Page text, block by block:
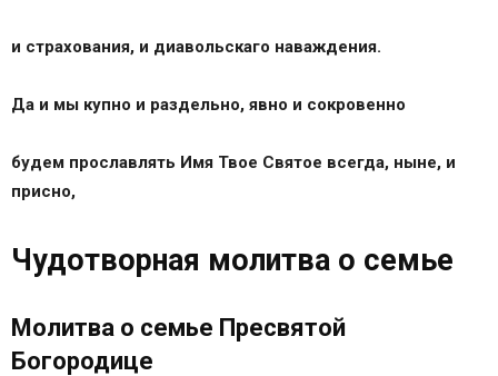
и страхования, и диавольскаго наваждения.
Да и мы купно и раздельно, явно и сокровенно
будем прославлять Имя Твое Святое всегда, ныне, и
присно,
Чудотворная молитва о семье
Молитва о семье Пресвятой
Богородице